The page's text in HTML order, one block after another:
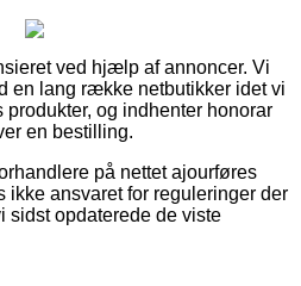
ved hjælp af annoncer. Vi
en lang række netbutikker idet vi
og indhenter honorar
en bestilling.
på nettet ajourføres
ansvaret for reguleringer der
sidst opdaterede de viste